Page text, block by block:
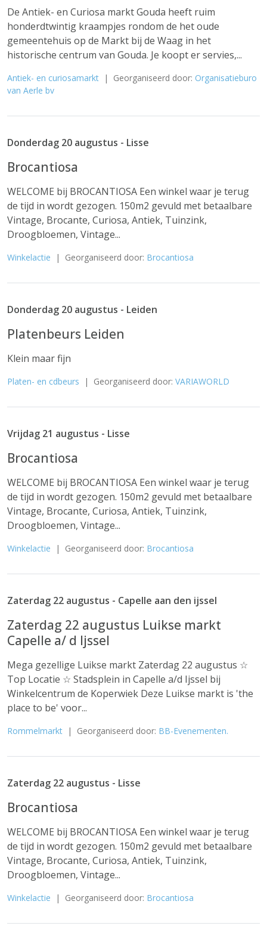
De Antiek- en Curiosa markt Gouda heeft ruim
honderdtwintig kraampjes rondom de het oude
gemeentehuis op de Markt bij de Waag in het
historische centrum van Gouda. Je koopt er servies,...
Antiek- en curiosamarkt | Georganiseerd door: Organisatieburo
van Aerle bv
Donderdag 20 augustus - Lisse
Brocantiosa
WELCOME bij BROCANTIOSA Een winkel waar je terug
de tijd in wordt gezogen. 150m2 gevuld met betaalbare
Vintage, Brocante, Curiosa, Antiek, Tuinzink,
Droogbloemen, Vintage...
Winkelactie | Georganiseerd door: Brocantiosa
Donderdag 20 augustus - Leiden
Platenbeurs Leiden
Klein maar fijn
Platen- en cdbeurs | Georganiseerd door: VARIAWORLD
Vrijdag 21 augustus - Lisse
Brocantiosa
WELCOME bij BROCANTIOSA Een winkel waar je terug
de tijd in wordt gezogen. 150m2 gevuld met betaalbare
Vintage, Brocante, Curiosa, Antiek, Tuinzink,
Droogbloemen, Vintage...
Winkelactie | Georganiseerd door: Brocantiosa
Zaterdag 22 augustus - Capelle aan den ijssel
Zaterdag 22 augustus Luikse markt
Capelle a/ d Ijssel
Mega gezellige Luikse markt Zaterdag 22 augustus ☆
Top Locatie ☆ Stadsplein in Capelle a/d Ijssel bij
Winkelcentrum de Koperwiek Deze Luikse markt is 'the
place to be' voor...
Rommelmarkt | Georganiseerd door: BB-Evenementen.
Zaterdag 22 augustus - Lisse
Brocantiosa
WELCOME bij BROCANTIOSA Een winkel waar je terug
de tijd in wordt gezogen. 150m2 gevuld met betaalbare
Vintage, Brocante, Curiosa, Antiek, Tuinzink,
Droogbloemen, Vintage...
Winkelactie | Georganiseerd door: Brocantiosa